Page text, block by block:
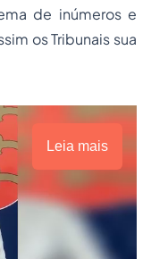
de inúmeros e
os Tribunais sua
Leia mais